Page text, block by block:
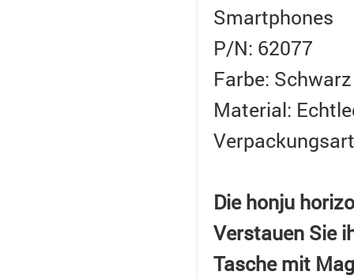
Smartphones
P/N: 62077
Farbe: Schwarz
Material:
Die honju
Verstauen Sie
Tasche mit